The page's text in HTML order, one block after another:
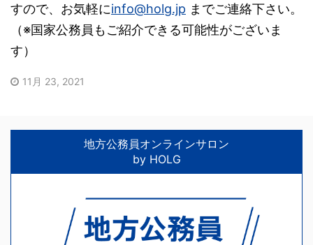
すので、お気軽にinfo@holg.jp までご連絡下さい。
（※国家公務員もご紹介できる可能性がございま
す）
11月 23, 2021
地方公務員オンラインサロン
by HOLG